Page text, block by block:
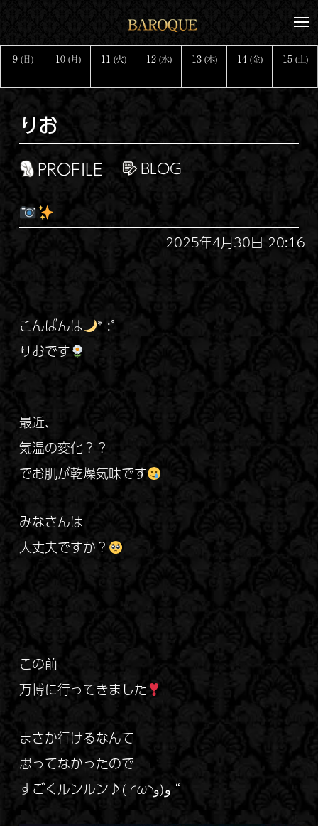
テ
ン
ツ
メ
ュ
ー
9 (日) 10 (月) 11 (火) 12 (水) 13 (木) 14 (金) 15 (土)
- - - - - - -
りお
PROFILE
2025年4月30日 20:16
こんばんは
* :ﾟ
りおです
最近、
気温の変化？？
でお肌が乾燥気味です‪
みなさんは
大丈夫ですか？
この前
万博に行ってきました
まさか行けるなんて
思ってなかったので
すごくルンルン♪( ◜ω◝و(و “